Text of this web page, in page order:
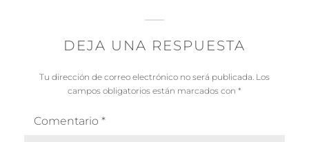
DEJA UNA RESPUESTA
Tu dirección de correo electrónico no será publicada. Los
campos obligatorios están marcados con *
Comentario *